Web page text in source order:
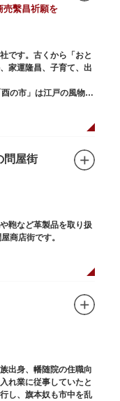
売繫昌祈願を
です。古くから「おと
家運隆昌、子育て、出
の市」は江戸の風物詩
ツ頭芋、お多福の面な
ます。樋口一葉の代表
「なでおかめ」も人
」とも言われ、福が多
縁起物です。
日本武尊（やまとたけ
知られ、寿老人が祀ら
問屋街
鞄など革製品を取り扱
商店街です。
出身、幡随院の住職向
れ業に従事していたと
し、旗本奴も市中を乱